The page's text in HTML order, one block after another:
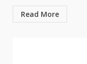
Read More